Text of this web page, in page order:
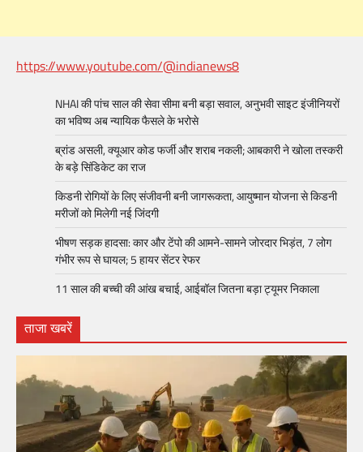
https://www.youtube.com/@indianews8
NHAI की पांच साल की सेवा सीमा बनी बड़ा सवाल, अनुभवी साइट इंजीनियरों
का भविष्य अब न्यायिक फैसले के भरोसे
ब्रांड असली, क्यूआर कोड फर्जी और शराब नकली; आबकारी ने खोला तस्करी
के बड़े सिंडिकेट का राज
किडनी रोगियों के लिए संजीवनी बनी जागरूकता, आयुष्मान योजना से किडनी
मरीजों को मिलेगी नई जिंदगी
भीषण सड़क हादसा: कार और टेंपो की आमने-सामने जोरदार भिड़ंत, 7 लोग
गंभीर रूप से घायल; 5 हायर सेंटर रेफर​
11 साल की बच्ची की आंख बचाई, आईबॉल जितना बड़ा ट्यूमर निकाला
ताजा खबरें